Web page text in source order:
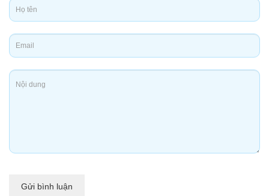
Gửi bình luận